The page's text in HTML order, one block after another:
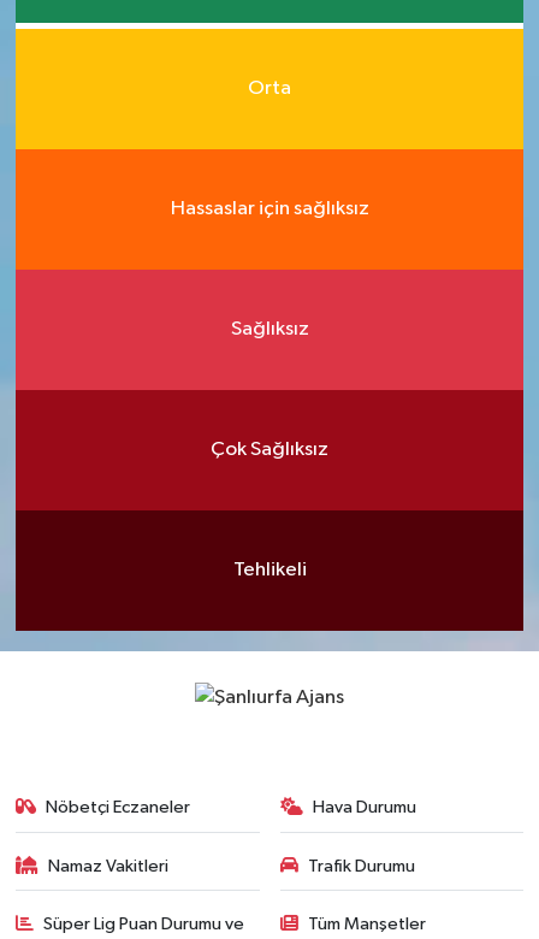
Orta
Hassaslar için sağlıksız
Sağlıksız
Çok Sağlıksız
Tehlikeli
Nöbetçi Eczaneler Hava Durumu
Namaz Vakitleri Trafik Durumu
Süper Lig Puan Durumu ve Tüm Manşetler